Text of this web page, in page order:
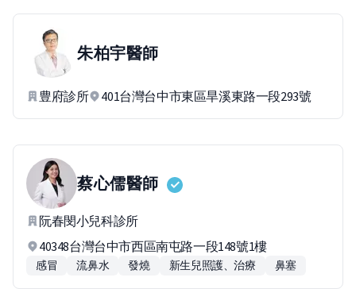
朱柏宇醫師
豊府診所 401台灣台中市東區旱溪東路一段293號
蔡心儒醫師
阮春閔小兒科診所
40348台灣台中市西區南屯路一段148號1樓
感冒 流鼻水 發燒 新生兒照護、治療 鼻塞